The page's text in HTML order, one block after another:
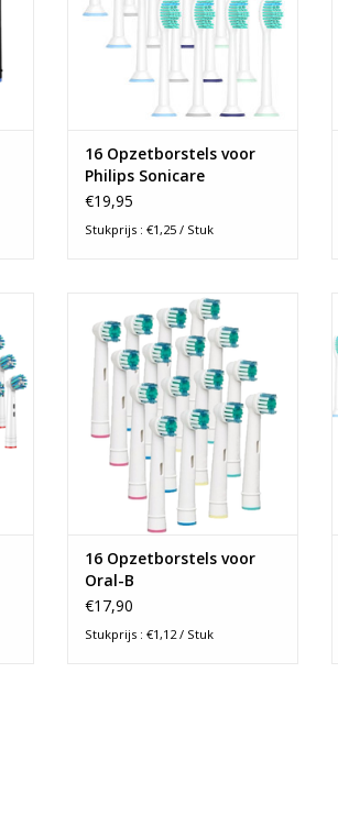
TOEVOEGEN AAN WINKELWAGEN
16 Opzetborstels voor
Philips Sonicare
€19,95
Stukprijs : €1,25 / Stuk
16 Opzetborstels geschikt voor
alle Oral-B elektrische
tandenborstels. Elektrisch
tandenpoetsen was nog nooit zo
voordelig. Goedkoper poetsen
dan je gewend bent. Gratis
verzonden!
TOEVOEGEN AAN WINKELWAGEN
16 Opzetborstels voor
Oral-B
€17,90
Stukprijs : €1,12 / Stuk